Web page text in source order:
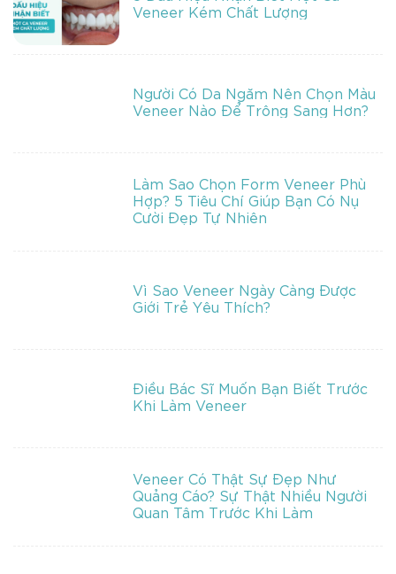
Veneer Kém Chất Lượng
Người Có Da Ngăm Nên Chọn Màu
Veneer Nào Để Trông Sang Hơn?
Làm Sao Chọn Form Veneer Phù
Hợp? 5 Tiêu Chí Giúp Bạn Có Nụ
Cười Đẹp Tự Nhiên
Vì Sao Veneer Ngày Càng Được
Giới Trẻ Yêu Thích?
Điều Bác Sĩ Muốn Bạn Biết Trước
Khi Làm Veneer
Veneer Có Thật Sự Đẹp Như
Quảng Cáo? Sự Thật Nhiều Người
Quan Tâm Trước Khi Làm